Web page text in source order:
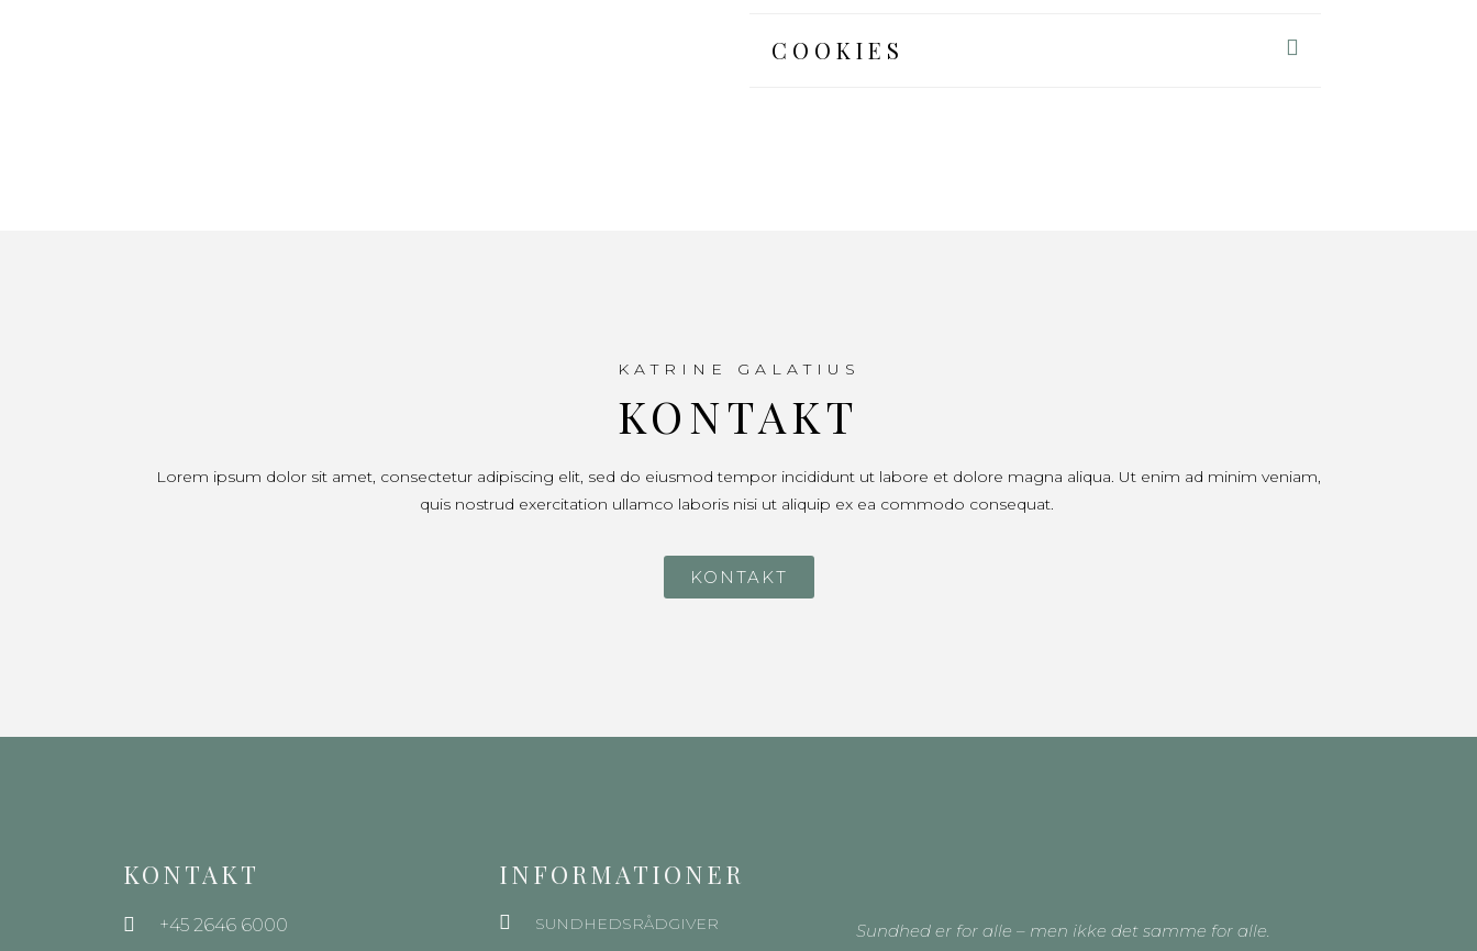
COOKIES
KATRINE GALATIUS
KONTAKT
Lorem ipsum dolor sit amet, consectetur adipiscing elit, sed do eiusmod tempor incididunt ut labore et dolore magna aliqua. Ut enim ad minim veniam,
quis nostrud exercitation ullamco laboris nisi ut aliquip ex ea commodo consequat.
KONTAKT
KONTAKT
+45 2646 6000
INFORMATIONER
SUNDHEDSRÅDGIVER Sundhed er for alle – men ikke det samme for alle.